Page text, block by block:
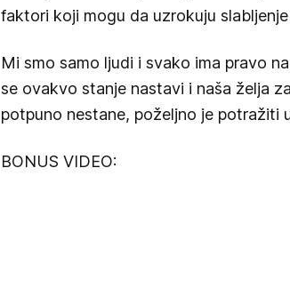
faktori koji mogu da uzrokuju
Mi smo samo ljudi i svako ima pravo
se ovakvo stanje nastavi i naša želja
potpuno nestane, poželjno je potražiti
BONUS VIDEO: